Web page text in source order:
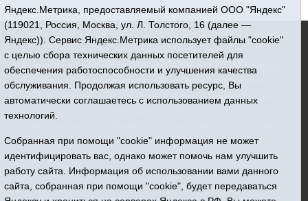
16+ © 2015-2026 Сетевое издание «Новости Юргинского
Регистрационный номер СМИ ЭЛ № ФС 77 - 66052 выдан
Федеральной службой по надзору в сфере связи,
«Призыв»
Все права защищены © При использовании материалов
ссылка обязательна
Адрес редакции: 627250, Тюменская область, Юргинский
Яндекс.Метрика, предоставляемый компанией ООО "Яндекс"
(119021, Россия, Москва, ул. Л. Толстого, 16 (далее —
Яндекс)). Сервис Яндекс.Метрика использует файлы "cookie"
с целью сбора технических данных посетителей для
обеспечения работоспособности и улучшения качества
обслуживания. Продолжая использовать ресурс, Вы
автоматически соглашаетесь с использованием данных
технологий.
Собранная при помощи "cookie" информация не может
идентифицировать вас, однако может помочь нам улучшить
работу сайта. Информация об использовании вами данного
сайта, собранная при помощи "cookie", будет передаваться